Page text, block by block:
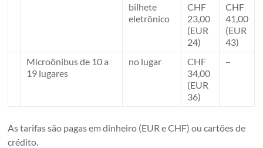
bilhete
eletrônico
CHF
23,00
(EUR
24)
CHF
41,00
(EUR
43)
Microônibus de 10 a
19 lugares
no lugar
CHF
34,00
(EUR
36)
–
As tarifas são pagas em dinheiro (EUR e CHF) ou cartões de
crédito.